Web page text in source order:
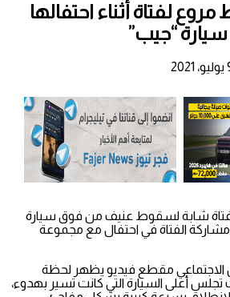
لفتاة أثناء احتفالها
“جيب”
فتاة شابة لسقوط عنيف من فوق سيارة
مشاركة الفتاة في احتفال مع مجموعة
الاجتماعي مقطع فيديو يظهر لحظة
أعلى السيارة التي كانت تسير بهدوء،